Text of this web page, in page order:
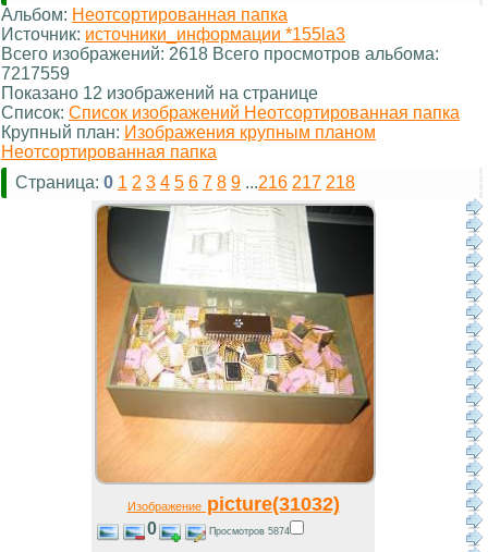
Альбом: Неотсортированная папка
Источник: источники_информации *155la3
Всего изображений: 2618 Всего просмотров альбома:
7217559
Показано 12 изображений на странице
Список: Список изображений Неотсортированная папка
Крупный план: Изображения крупным планом
Неотсортированная папка
Страница: 0 1 2 3 4 5 6 7 8 9 ...216 217 218
Изображениеpicture(31032)
0 Просмотров 5874